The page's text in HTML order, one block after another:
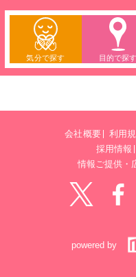
気分で探す 目的で探す
会社概要 利用
採用情報
情報ご提供・
powered by